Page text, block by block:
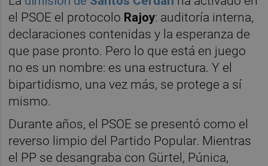
el PSOE el protocolo Rajoy: auditoría interna,
declaraciones contenidas y la esperanza de
que pase pronto. Pero lo que está en juego
no es un nombre: es una estructura. Y el
bipartidismo, una vez más, se protege a sí
mismo.
Durante años, el PSOE se presentó como el
reverso limpio del Partido Popular. Mientras
el PP se desangraba con Gürtel, Púnica,